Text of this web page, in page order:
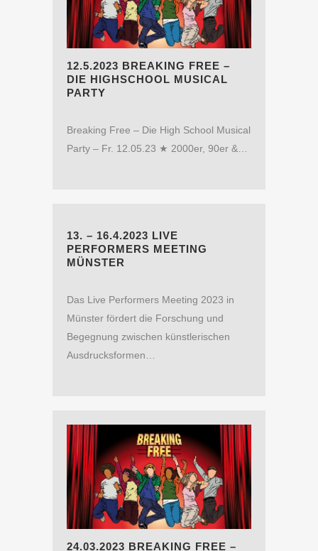
12.5.2023 BREAKING FREE –
DIE HIGHSCHOOL MUSICAL
PARTY
Breaking Free – Die High School Musical
Party – Fr. 12.05.23 ★ 2000er, 90er &…
13. – 16.4.2023 LIVE
PERFORMERS MEETING
MÜNSTER
Das Live Performers Meeting 2023 in
Münster fördert die Forschung und
Begegnung zwischen künstlerischen
Ausdrucksformen…
24.03.2023 BREAKING FREE –